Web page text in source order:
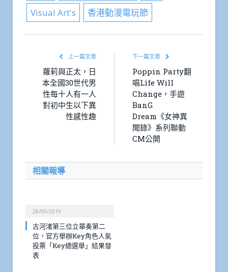
Visual Art's
香港動漫電玩節
上一篇文章
蘿莉與正太，日
本全國30世代男
性每十人有一人
對初中生以下異
性感性趣
下一篇文章
Poppin Party翻
唱Life Will
Change，手遊
BanG
Dream《女神異
聞錄》系列聯動
CM公開
相關報導
28/09/2019
古河渚第三位立華奏第二
位，官方舉辦Key角色人氣
投票「Key總選舉」結果發
表